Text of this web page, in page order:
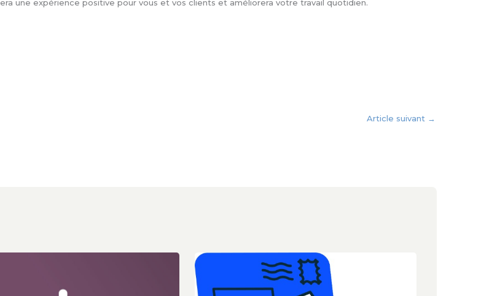
une expérience positive pour vous et vos clients et améliorera votre travail quotidien.
Article suivant →